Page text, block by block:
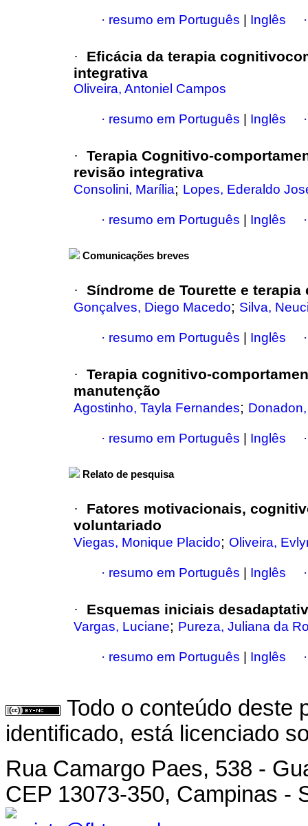
· resumo em Português Inglês
·
Eficácia da terapia
integrativa
Oliveira, Antoniel Campos
· resumo em Português Inglês
·
Terapia Cognitivo-
revisão integrativa
Consolini, Marília; Lopes, Ederaldo
· resumo em Português Inglês
Comunicações breves
· Síndrome de Tourette e
Gonçalves, Diego Macedo; Silva,
· resumo em Português Inglês
·
Terapia cognitivo-
manutenção
Agostinho, Tayla Fernandes;
· resumo em Português Inglês
Relato de pesquisa
·
Fatores motivacionais,
voluntariado
Viegas, Monique Placido; Oliveira,
· resumo em Português Inglês
· Esquemas iniciais
Vargas, Luciane; Pureza, Juliana da
· resumo em Português Inglês
Todo o conteúdo deste
identificado, está licenciado
Rua Camargo Paes, 538 -
CEP 13073-350, Campinas -